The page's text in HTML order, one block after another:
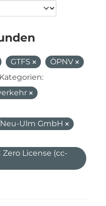
GTFS
ÖPNV
Kategorien:
Ulm GmbH
License (cc-